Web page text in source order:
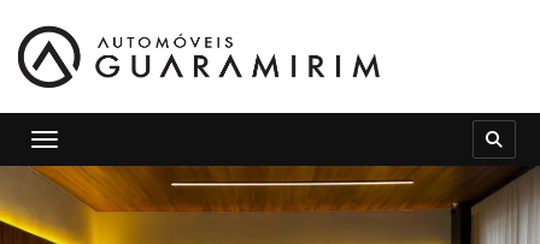
Toggle navigation